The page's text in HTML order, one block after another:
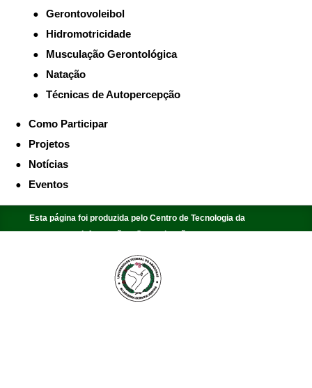
Gerontovoleibol
Hidromotricidade
Musculação Gerontológica
Natação
Técnicas de Autopercepção
Como Participar
Projetos
Notícias
Eventos
Esta página foi produzida pelo Centro de Tecnologia da
Informação e Comunicação